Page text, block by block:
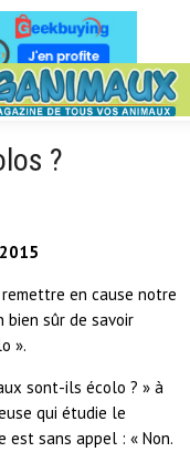
?
en cause notre
bien sûr de savoir
».
sont-ils écolo ? » à
qui étudie le
est sans appel : « Non.